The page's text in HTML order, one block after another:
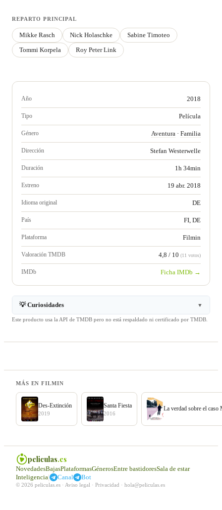
REPARTO PRINCIPAL
Mikke Rasch Nick Holaschke
Sabine Timoteo
Tommi Korpela
Roy Peter Link
Año 2018
Tipo Película
Género Aventura · Familia
Dirección Stefan Westerwelle
Duración 1h 34min
Estreno 19 abr. 2018
Idioma original DE
País FI, DE
Plataforma Filmin
Valoración TMDB 4,8 / 10 (11 votos)
IMDb Ficha IMDb →
💡 Curiosidades ▼
Este producto usa la API de TMDB pero no está respaldado ni certificado por TMDB.
MÁS EN FILMIN
Des-Extinción
2019
Santa Fiesta
2016
La verdad sobre el caso
peliculas.es
NovedadesBajasPlataformasGénerosEntre bastidoresSala de estar
Inteligencia| Canal Bot
© 2026 peliculas.es · Aviso legal · Privacidad · hola@peliculas.es